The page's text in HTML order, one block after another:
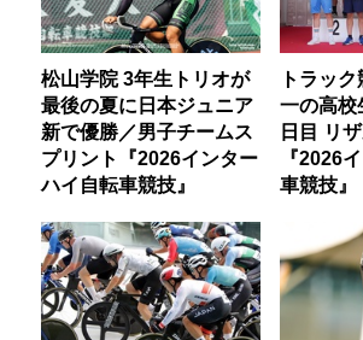
松山学院 3年生トリオが
最後の夏に日本ジュニア
新で優勝／男子チームス
プリント『2026インター
ハイ自転車競技』
トラッ
一の高校
日目 リ
『2026
車競技』